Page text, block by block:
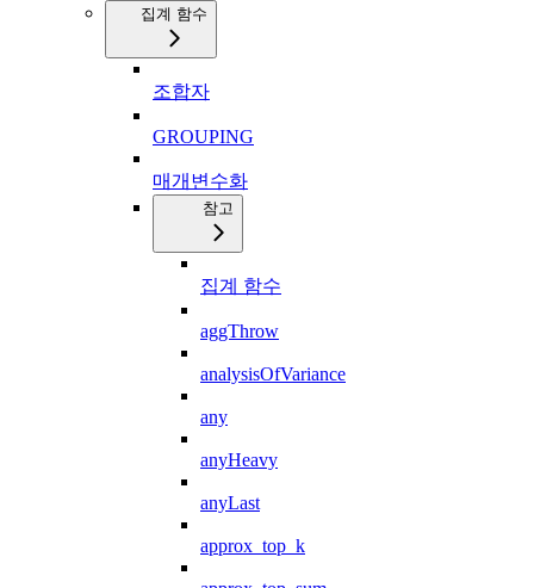
집계 함수
조합자
GROUPING
매개변수화
참고
집계 함수
aggThrow
analysisOfVariance
any
anyHeavy
anyLast
approx_top_k